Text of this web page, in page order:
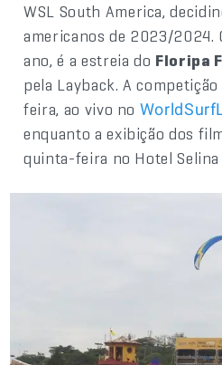
WSL South America,
americanos de 2023/2024.
ano, é a estreia do Floripa
pela Layback. A
feira, ao vivo no
enquanto a exibição dos
quinta-feira no Hotel Selina